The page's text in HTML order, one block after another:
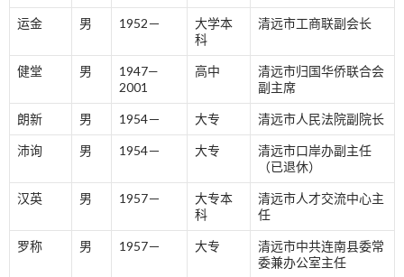
运金 男 1952－
大学本
科
清远市工商联副会长
健堂 男
1947—
2001
高中
清远市归国华侨联合会
副主席
朗新 男 1954－ 大专 清远市人民法院副院长
沛询 男 1954－ 大专
清远市口岸办副主任
（已退休）
汉英 男 1957－
大专本
科
清远市人才交流中心主
任
罗称 男 1957－ 大专
清远市中共连南县委常
委兼办公室主任